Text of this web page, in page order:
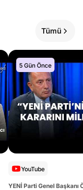
Tümü
5 Gün Önce
YouTube
YENİ Parti Genel Başkanı